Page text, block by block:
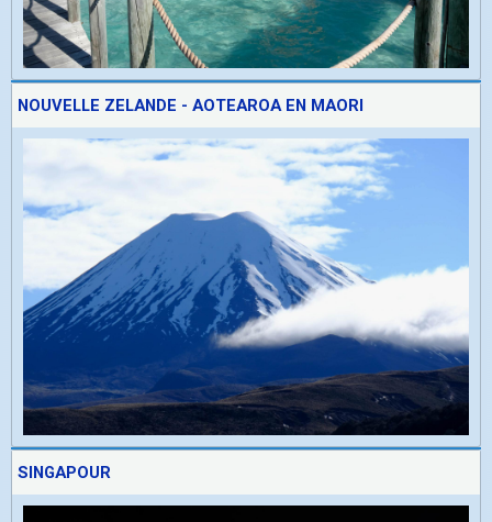
NOUVELLE ZELANDE - AOTEAROA EN MAORI
SINGAPOUR